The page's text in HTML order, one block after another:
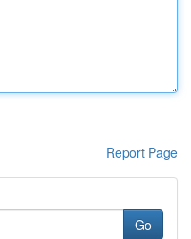
Report Page
Go